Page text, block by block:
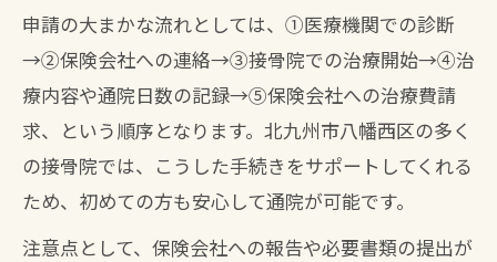
申請の大まかな流れとしては、①医療機関での診断
→②保険会社への連絡→③接骨院での治療開始→④治
療内容や通院日数の記録→⑤保険会社への治療費請
求、という順序となります。北九州市八幡西区の多く
の接骨院では、こうした手続きをサポートしてくれる
ため、初めての方も安心して通院が可能です。
注意点として、保険会社への報告や必要書類の提出が